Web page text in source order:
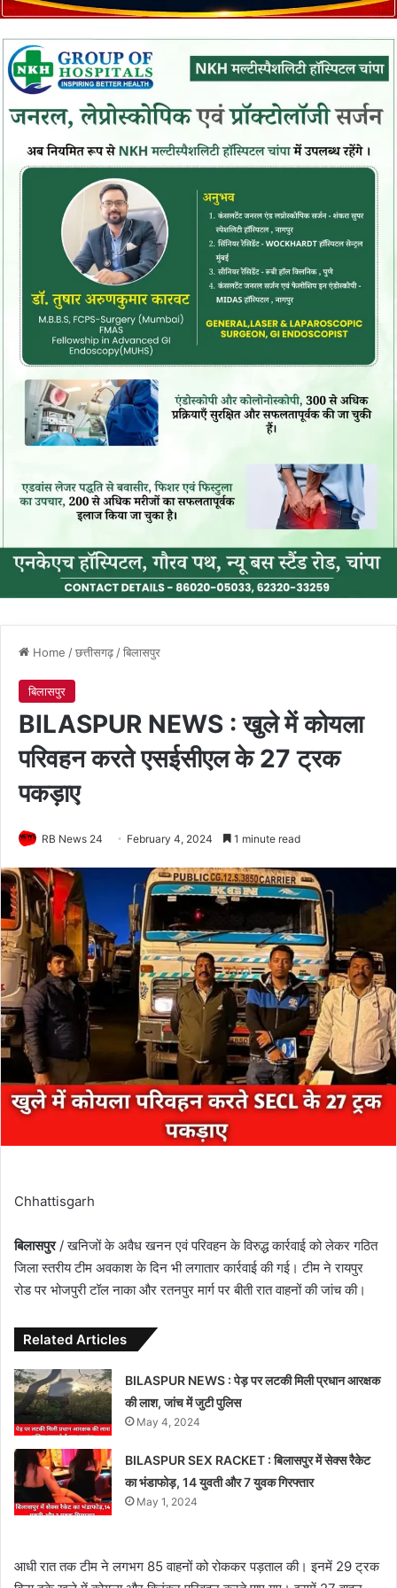
Home /छत्तीसगढ़/बिलासपुर
बिलासपुर
BILASPUR NEWS : खुले में कोयला
परिवहन करते एसईसीएल के 27 ट्रक
पकड़ाए
RB News 24 February 4, 2024 1 minute read
Chhattisgarh
बिलासपुर/ खनिजों के अवैध खनन एवं परिवहन के विरुद्ध कार्रवाई को लेकर गठित
जिला स्तरीय टीम अवकाश के दिन भी लगातार कार्रवाई की गई। टीम ने रायपुर
रोड पर भोजपुरी टॉल नाका और रतनपुर मार्ग पर बीती रात वाहनों की जांच की।
Related Articles
BILASPUR NEWS : पेड़ पर लटकी मिली प्रधान आरक्षक
की लाश, जांच में जुटी पुलिस
May 4, 2024
BILASPUR SEX RACKET : बिलासपुर में सेक्स रैकेट
का भंडाफोड़, 14 युवती और 7 युवक गिरफ्तार
May 1, 2024
आधी रात तक टीम ने लगभग 85 वाहनों को रोककर पड़ताल की। इनमें 29 ट्रक